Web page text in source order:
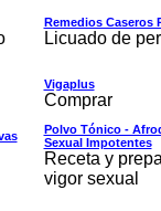
Remedios Caseros
Licuado de
Vigaplus
Comprar
Polvo Tónico -
Sexual Impotentes
Receta y
vigor sexual